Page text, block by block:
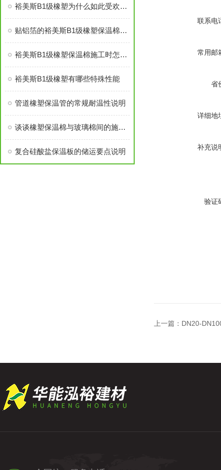
裕美斯B1级橡塑为什么如此受欢迎——价格低质量好
贴铝箔的裕美斯B1级橡塑保温棉优点技术指标
裕美斯B1级橡塑保温棉施工时怎样选配及体积计算方法
裕美斯B1级橡塑有哪些特殊性能
管道橡塑保温管的常规耐温性说明
谈谈橡塑保温棉与玻璃棉间的施工进度不同
复合硅酸盐保温板的储运要点说明
联系电
常用邮
省
详细地
补充说
验证
上一篇： DN20-